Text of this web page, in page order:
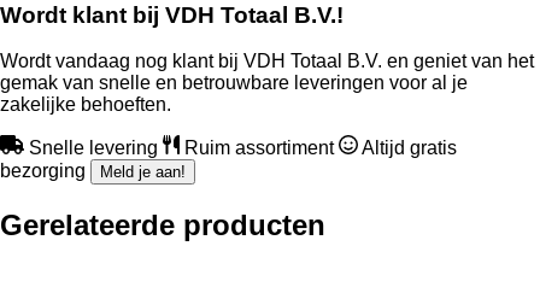
Wordt klant bij VDH Totaal B.V.!
Wordt vandaag nog klant bij VDH Totaal B.V. en geniet van het
gemak van snelle en betrouwbare leveringen voor al je
zakelijke behoeften.
Snelle levering Ruim assortiment
Altijd gratis
bezorging
Meld je aan!
Gerelateerde producten